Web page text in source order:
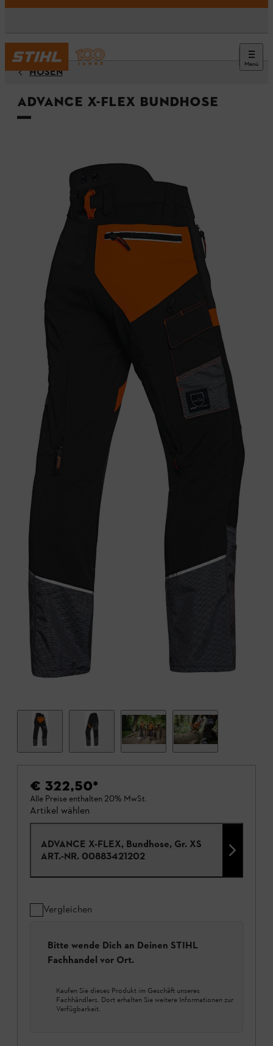
Menü
HOSEN
ADVANCE X-FLEX Bundhose
€ 322,50*
Alle Preise enthalten 20% MwSt.
Artikel wählen
ADVANCE X-FLEX, Bundhose, Gr. XS
ART.-NR. 00883421202
Vergleichen
Bitte wende Dich an Deinen STIHL
Fachhandel vor Ort.
Kaufen Sie dieses Produkt im Geschäft unseres
Fachhändlers. Dort erhalten Sie weitere Informationen zur
Verfügbarkeit.